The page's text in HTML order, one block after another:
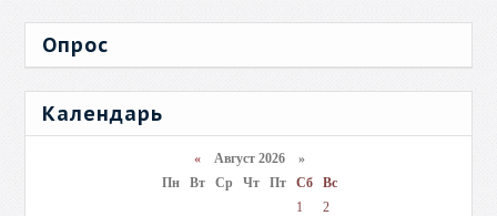
Опрос
Календарь
«Август 2026 »
Пн
Вт Ср Чт Пт Сб
Вс
1
2